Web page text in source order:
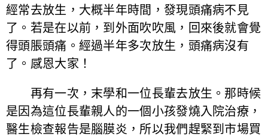
經常去放生，大概半年時間，發現頭痛病不見
了。若是在以前，到外面吹吹風，回來後就會覺
得頭脹頭痛。經過半年多次放生，頭痛病沒有
了。感恩大家！
再有一次，末學和一位長輩去放生。那時候
是因為這位長輩親人的一個小孩發燒入院治療，
醫生檢查報告是腦膜炎，所以我們趕緊到市場買